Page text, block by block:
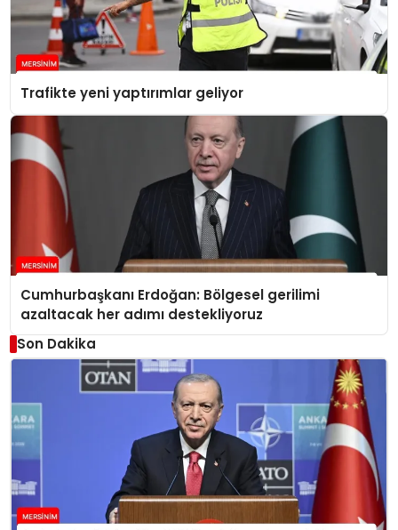
Trafikte yeni yaptırımlar geliyor
Cumhurbaşkanı Erdoğan: Bölgesel gerilimi
azaltacak her adımı destekliyoruz
Son Dakika